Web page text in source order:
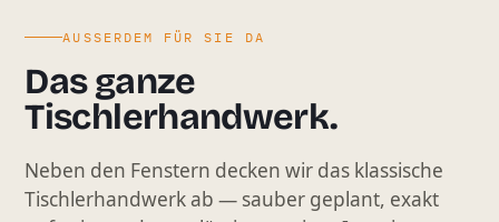
AUSSERDEM FÜR SIE DA
Das ganze
Tischlerhandwerk.
Neben den Fenstern decken wir das klassische
Tischlerhandwerk ab — sauber geplant, exakt